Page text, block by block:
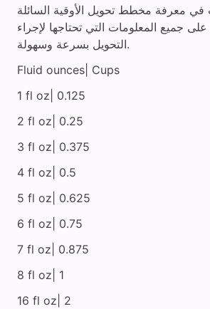
معرفة مخطط تحويل الأوقية السائلة
جميع المعلومات التي تحتاجها لإجراء
التحويل بسرعة وسهولة.
Fluid ounces| Cups
1 fl oz| 0.125
2 fl oz| 0.25
3 fl oz| 0.375
4 fl oz| 0.5
5 fl oz| 0.625
6 fl oz| 0.75
7 fl oz| 0.875
8 fl oz| 1
16 fl oz| 2